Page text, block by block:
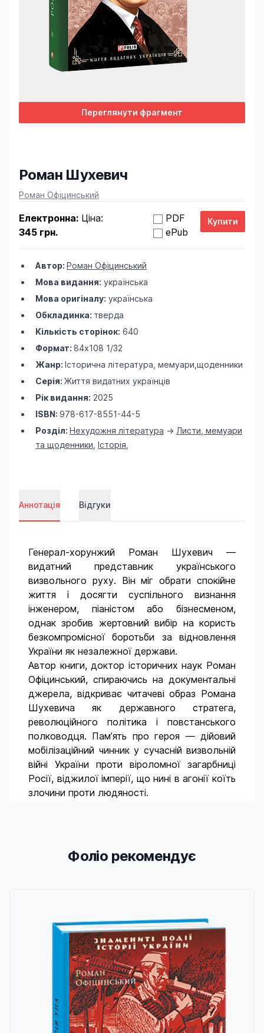
Переглянути фрагмент
Роман Шухевич
Product information
Роман Офіцинський
Електронна: Ціна:
345 грн.
PDF
ePub
Автор: Роман Офіцинський
Мова видання: українська
Мова оригіналу: українська
Обкладинка: тверда
Кількість сторінок: 640
Формат: 84х108 1/32
Жанр: Історична література, мемуари,щоденники
Серія: Життя видатних українців
Рік видання: 2025
ISBN: 978-617-8551-44-5
Розділ: Нехудожня література -> Листи, мемуари
та щоденники Історія
Аннотація Відгуки
Генерал-хорунжий Роман Шухевич —
видатний представник українського
визвольного руху. Він міг обрати спокійне
життя і досягти суспільного визнання
інженером, піаністом або бізнесменом,
однак зробив жертовний вибір на користь
безкомпромісної боротьби за відновлення
України як незалежної держави.
Автор книги, доктор історичних наук Роман
Офіцинський, спираючись на документальні
джерела, відкриває читачеві образ Романа
Шухевича як державного стратега,
революційного політика і повстанського
полководця. Пам’ять про героя — дійовий
мобілізаційний чинник у сучасній визвольній
війні України проти віроломної загарбниці
Росії, віджилої імперії, що нині в агонії коїть
злочини проти людяності.
Фоліо рекомендує